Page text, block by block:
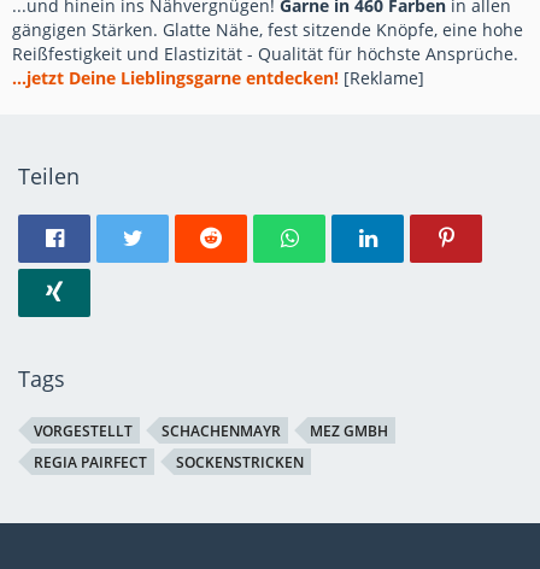
...und hinein ins Nähvergnügen! Garne in 460 Farben in allen
gängigen Stärken. Glatte Nähe, fest sitzende Knöpfe, eine hohe
Reißfestigkeit und Elastizität - Qualität für höchste Ansprüche.
...jetzt Deine Lieblingsgarne entdecken! [Reklame]
Teilen
Tags
VORGESTELLT SCHACHENMAYR
MEZ GMBH
REGIA PAIRFECT
SOCKENSTRICKEN